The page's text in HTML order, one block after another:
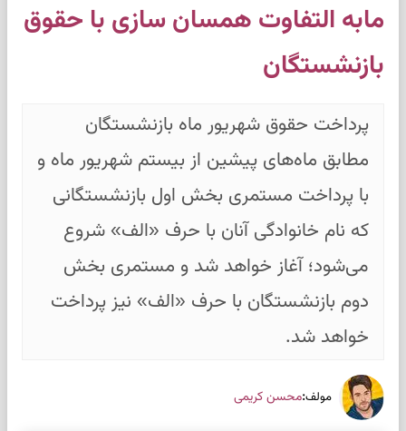
مابه التفاوت همسان سازی با حقوق
بازنشستگان
پرداخت حقوق شهریور ماه بازنشستگان
مطابق ماه‌های پیشین از بیستم شهریور ماه و
با پرداخت مستمری بخش اول بازنشستگانی
که نام خانوادگی آنان با حرف «الف» شروع
می‌شود؛ آغاز خواهد شد و مستمری بخش
دوم بازنشستگان با حرف «الف» نیز پرداخت
خواهد شد.
مولف:محسن کریمی